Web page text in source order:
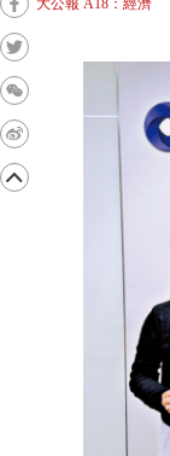
大公報 A18：經濟